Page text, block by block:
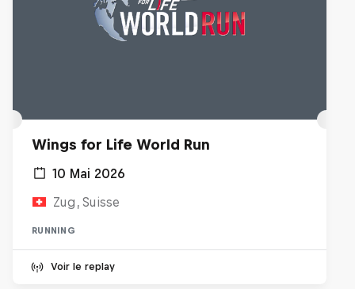
Wings for Life World Run
10 Mai 2026
Zug, Suisse
RUNNING
Voir le replay